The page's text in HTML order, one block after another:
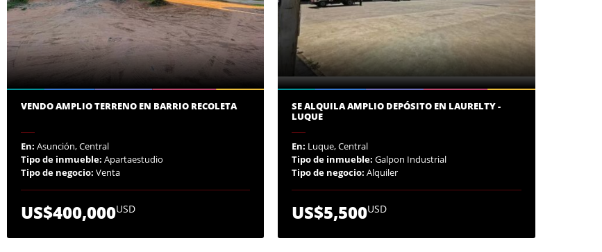
VENDO AMPLIO TERRENO EN BARRIO RECOLETA
En: Asunción, Central
Tipo de inmueble: Apartaestudio
Tipo de negocio: Venta
US$400,000USD
SE ALQUILA AMPLIO DEPÓSITO EN LAURELTY -
LUQUE
En: Luque, Central
Tipo de inmueble: Galpon Industrial
Tipo de negocio: Alquiler
US$5,500USD